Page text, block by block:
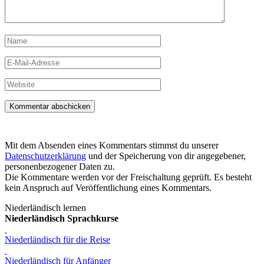
Name
E-
Mail-
Adresse
Website
Mit dem Absenden eines Kommentars stimmst du unserer
Datenschutzerklärung und der Speicherung von dir angegebener,
personenbezogener Daten zu.
Die Kommentare werden vor der Freischaltung geprüft. Es besteht
kein Anspruch auf Veröffentlichung eines Kommentars.
Niederländisch lernen
Niederländisch Sprachkurse
Niederländisch für die Reise
Niederländisch für Anfänger